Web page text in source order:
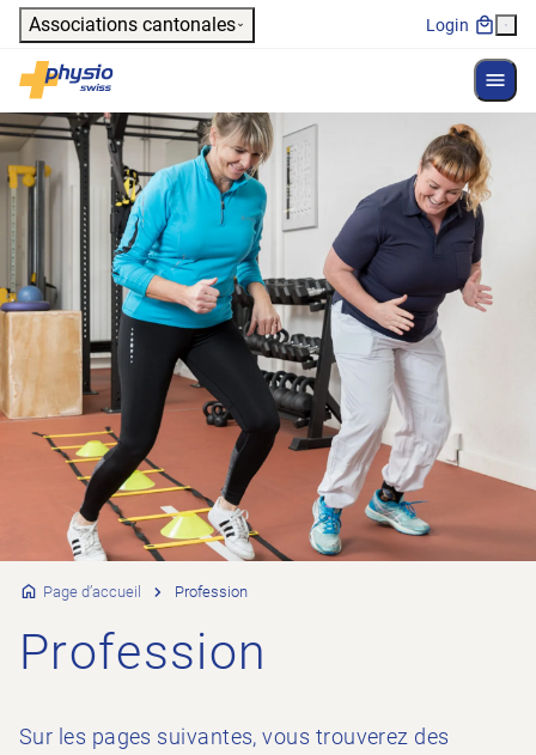
Header
Associations cantonales Login
Physioswiss
Navigation principale
Page d’accueil Profession
Profession
Sur les pages suivantes, vous trouverez des